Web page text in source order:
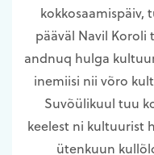
kokkosaamispäiv,
pääväl Navil Koroli
andnuq hulga
inemiisi nii võro
Suvõülikuul tuu
keelest ni kultuurist
ütenkuun